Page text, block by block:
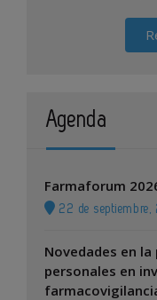
Agenda
Farmaforum
22 de
Novedades en
personales en